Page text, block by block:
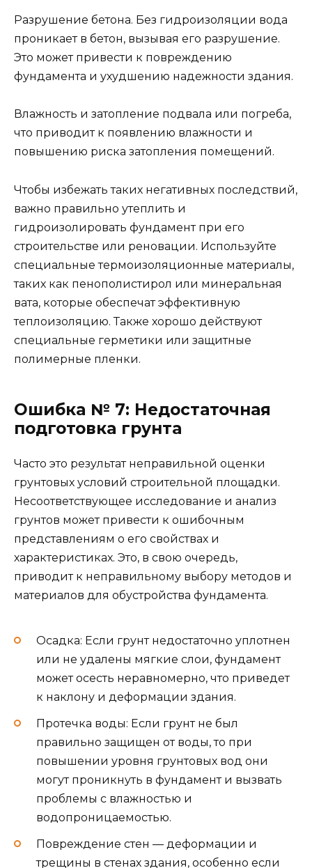
Разрушение бетона. Без гидроизоляции вода
проникает в бетон, вызывая его разрушение.
Это может привести к повреждению
фундамента и ухудшению надежности здания.
Влажность и затопление подвала или погреба,
что приводит к появлению влажности и
повышению риска затопления помещений.
Чтобы избежать таких негативных последствий,
важно правильно утеплить и
гидроизолировать фундамент при его
строительстве или реновации. Используйте
специальные термоизоляционные материалы,
таких как пенополистирол или минеральная
вата, которые обеспечат эффективную
теплоизоляцию. Также хорошо действуют
специальные герметики или защитные
полимерные пленки.
Ошибка № 7: Недостаточная
подготовка грунта
Часто это результат неправильной оценки
грунтовых условий строительной площадки.
Несоответствующее исследование и анализ
грунтов может привести к ошибочным
представлениям о его свойствах и
характеристиках. Это, в свою очередь,
приводит к неправильному выбору методов и
материалов для обустройства фундамента.
Осадка: Если грунт недостаточно уплотнен
или не удалены мягкие слои, фундамент
может осесть неравномерно, что приведет
к наклону и деформации здания.
Протечка воды: Если грунт не был
правильно защищен от воды, то при
повышении уровня грунтовых вод они
могут проникнуть в фундамент и вызвать
проблемы с влажностью и
водопроницаемостью.
Повреждение стен — деформации и
трещины в стенах здания, особенно если